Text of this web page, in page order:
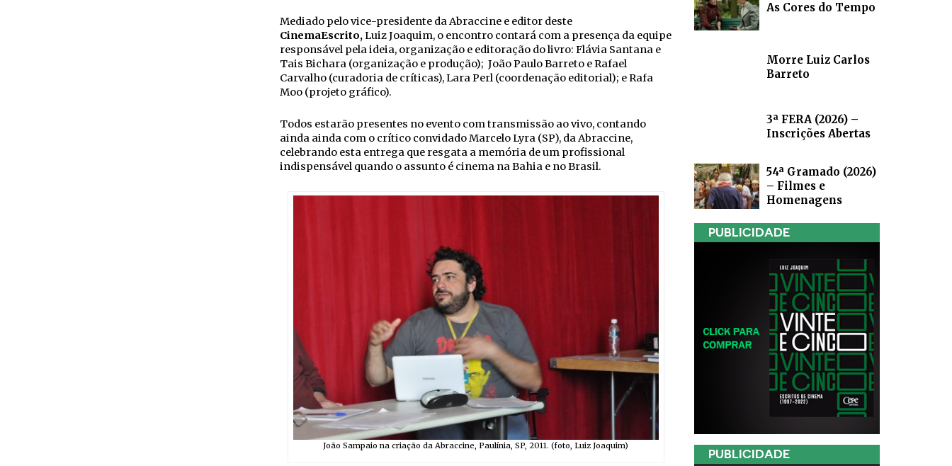
Mediado pelo vice-presidente da Abraccine e editor deste
CinemaEscrito,Luiz Joaquim, o encontro contará com a presença da equipe
responsável pela ideia, organização e editoração do livro: Flávia Santana e
Tais Bichara (organização e produção); João Paulo Barreto e Rafael
Carvalho (curadoria de críticas), Lara Perl (coordenação editorial); e Rafa
Moo (projeto gráfico).
Todos estarão presentes no evento com transmissão ao vivo, contando
ainda ainda com o crítico convidado Marcelo Lyra (SP), da Abraccine,
celebrando esta entrega que resgata a memória de um profissional
indispensável quando o assunto é cinema na Bahia e no Brasil.
João Sampaio na criação da Abraccine, Paulínia, SP, 2011. (foto, Luiz Joaquim)
As Cores do Tempo
Morre Luiz Carlos
Barreto
3ª FERA (2026) –
Inscrições Abertas
54ª Gramado (2026)
– Filmes e
Homenagens
PUBLICIDADE
PUBLICIDADE